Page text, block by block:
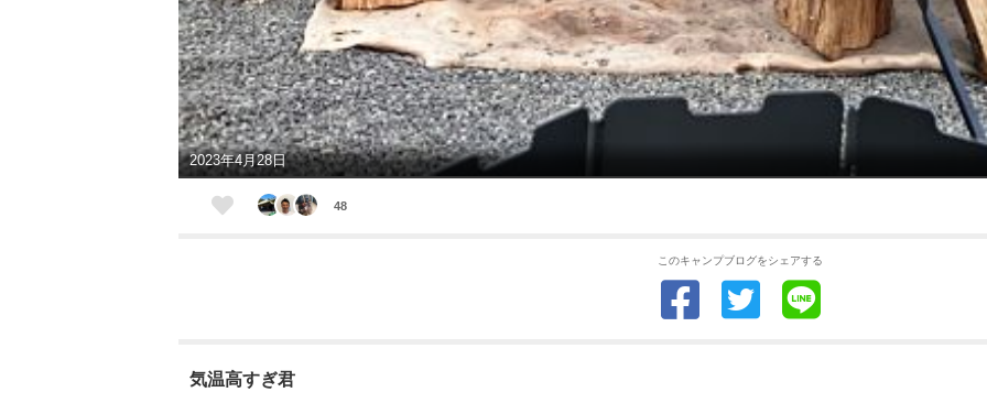
2023年4月28日
48
このキャンプブログをシェアする
気温高すぎ君